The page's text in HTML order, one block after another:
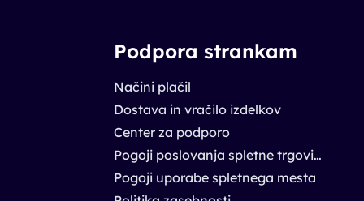
Podpora strankam
Načini plačil
Dostava in vračilo izdelkov
Center za podporo
Pogoji poslovanja spletne trgovine
Pogoji uporabe spletnega mesta